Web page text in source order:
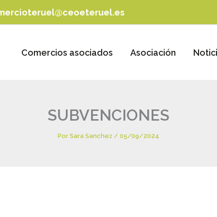
Comercios asociados Asociación
SUBVENCIONES
Por Sara Sanchez / 05/09/2024